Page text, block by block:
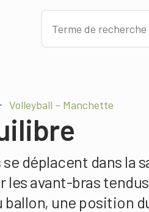
Volleyball – Manchette
déplacent dans la
les avant-bras
ballon, une position